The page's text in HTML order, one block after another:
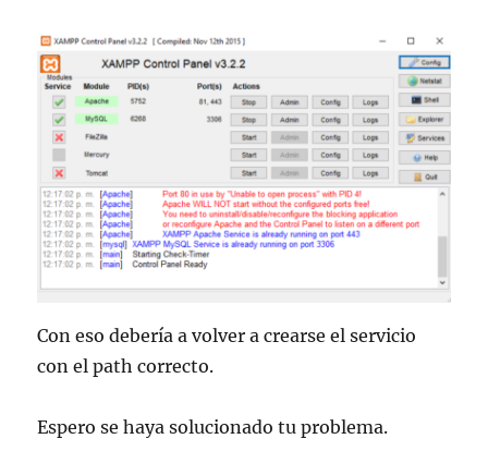
Con eso debería a volver a crearse el servicio
con el path correcto.
Espero se haya solucionado tu problema.